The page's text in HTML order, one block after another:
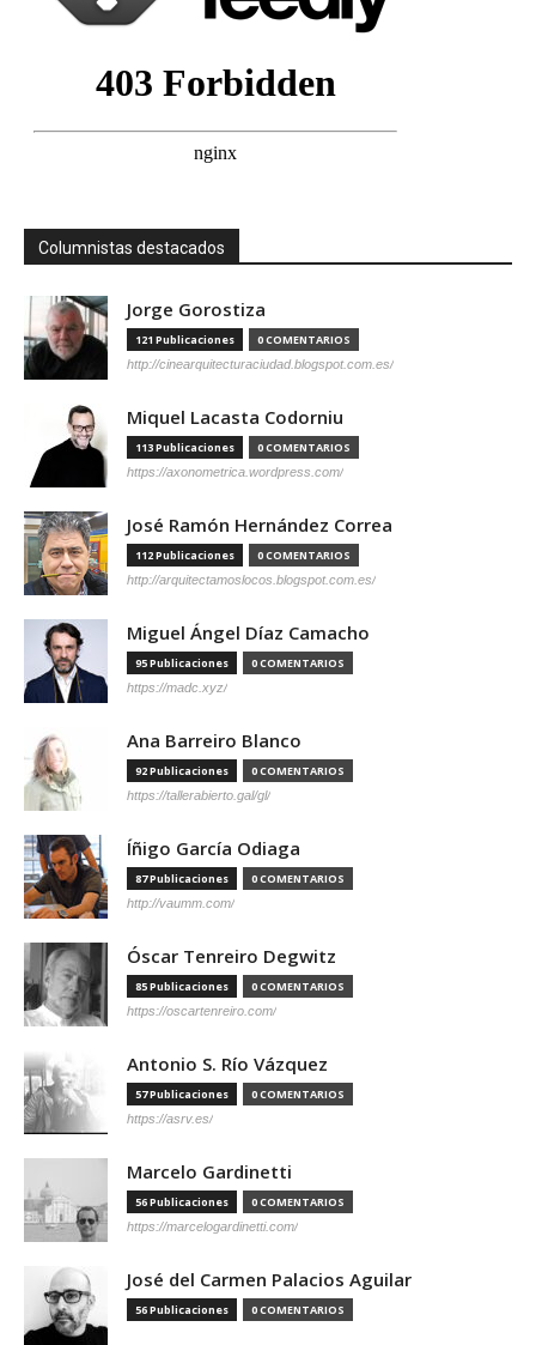
Columnistas destacados
Jorge Gorostiza
121 Publicaciones 0 COMENTARIOS
http://cinearquitecturaciudad.blogspot.com.es/
Miquel Lacasta Codorniu
113 Publicaciones 0 COMENTARIOS
https://axonometrica.wordpress.com/
José Ramón Hernández Correa
112 Publicaciones 0 COMENTARIOS
http://arquitectamoslocos.blogspot.com.es/
Miguel Ángel Díaz Camacho
95 Publicaciones 0 COMENTARIOS
https://madc.xyz/
Ana Barreiro Blanco
92 Publicaciones 0 COMENTARIOS
https://tallerabierto.gal/gl/
Íñigo García Odiaga
87 Publicaciones 0 COMENTARIOS
http://vaumm.com/
Óscar Tenreiro Degwitz
85 Publicaciones 0 COMENTARIOS
https://oscartenreiro.com/
Antonio S. Río Vázquez
57 Publicaciones 0 COMENTARIOS
https://asrv.es/
Marcelo Gardinetti
56 Publicaciones 0 COMENTARIOS
https://marcelogardinetti.com/
José del Carmen Palacios Aguilar
56 Publicaciones 0 COMENTARIOS